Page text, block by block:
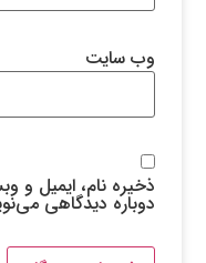
وب‌ سایت
ذخیره نام، ایمیل و
دوباره دیدگاهی می‌نویسم.